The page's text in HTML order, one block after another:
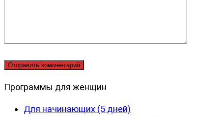
Программы для женщин
Для начинающих (5 дней)